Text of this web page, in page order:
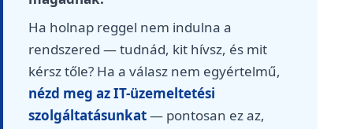
Ha holnap reggel nem indulna a
rendszered — tudnád, kit hívsz, és mit
kérsz tőle? Ha a válasz nem egyértelmű,
nézd meg az IT-üzemeltetési
szolgáltatásunkat— pontosan ez az,